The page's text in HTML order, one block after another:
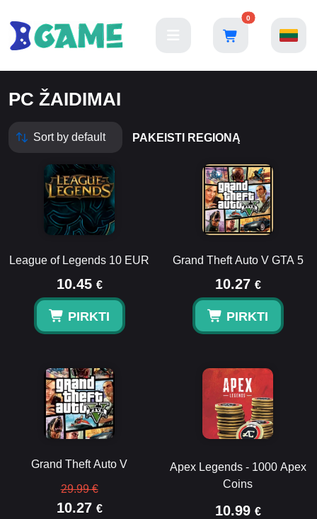
0
PC ŽAIDIMAI
PAKEISTI REGIONĄ
League of Legends 10 EUR
10.45 €
PIRKTI
Grand Theft Auto V GTA 5
10.27 €
PIRKTI
Grand Theft Auto V
29.99 €
10.27 €
Apex Legends - 1000 Apex
Coins
10.99 €